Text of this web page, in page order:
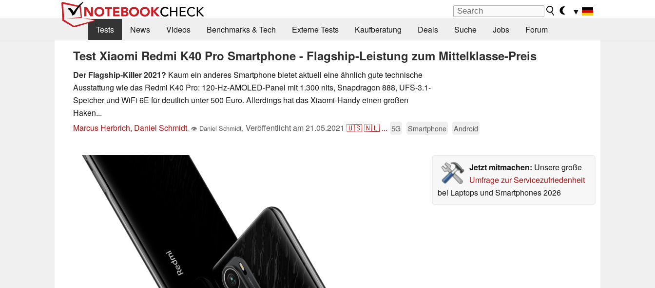
▼
Tests
News Videos Benchmarks & Tech Externe Tests Kaufberatung Deals Suche Jobs Forum
Test Xiaomi Redmi K40 Pro Smartphone - Flagship-Leistung zum Mittelklasse-Preis
Der Flagship-Killer 2021? Kaum ein anderes Smartphone bietet aktuell eine ähnlich gute technische
Ausstattung wie das Redmi K40 Pro: 120-Hz-AMOLED-Panel mit 1.300 nits, Snapdragon 888, UFS-3.1-
Speicher und WiFi 6E für deutlich unter 500 Euro. Allerdings hat das Xiaomi-Handy einen großen
Haken...
Marcus Herbrich, Daniel Schmidt, 👁 Daniel Schmidt, Veröffentlicht am21.05.2021 🇺🇸🇳🇱 ... 5G Smartphone Android
Jetzt mitmachen: Unsere große
Umfrage zur Servicezufriedenheit
bei Laptops und Smartphones 2026